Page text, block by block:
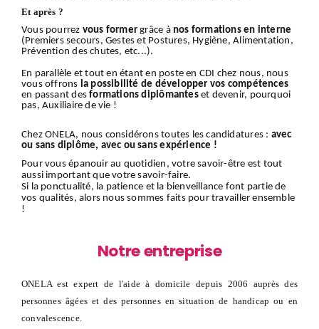
Et après ?
Vous pourrez vous former grâce à nos formations en interne
(Premiers secours, Gestes et Postures, Hygiène, Alimentation,
Prévention des chutes, etc...).
En parallèle et tout en étant en poste en CDI chez nous, nous
vous offrons la possibilité de développer vos compétences
en passant desformations diplômanteset devenir, pourquoi
pas, Auxiliaire de vie !
Chez ONELA, nous considérons toutes les candidatures : avec
ou sans diplôme, avec ou sans expérience !
Pour vous épanouir au quotidien, votre savoir-être est tout
aussi important que votre savoir-faire.
Si la ponctualité, la patience et la bienveillance font partie de
vos qualités, alors nous sommes faits pour travailler ensemble
!
Notre entreprise
ONELA est expert de l'aide à domicile depuis 2006 auprès des
personnes âgées et des personnes en situation de handicap ou en
convalescence.